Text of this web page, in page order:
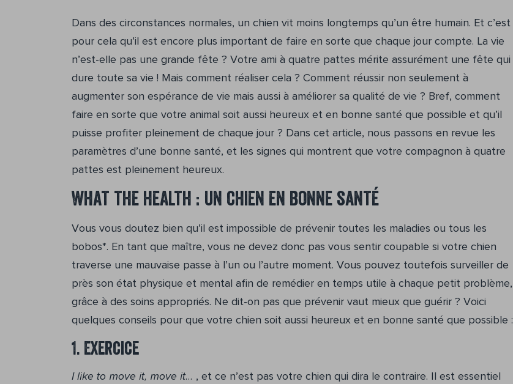
Dans des circonstances normales, un chien vit moins longtemps qu’un être humain. Et c’est
pour cela qu’il est encore plus important de faire en sorte que chaque jour compte. La vie
n’est-elle pas une grande fête ? Votre ami à quatre pattes mérite assurément une fête qui
dure toute sa vie ! Mais comment réaliser cela ? Comment réussir non seulement à
augmenter son espérance de vie mais aussi à améliorer sa qualité de vie ? Bref, comment
faire en sorte que votre animal soit aussi heureux et en bonne santé que possible et qu’il
puisse profiter pleinement de chaque jour ? Dans cet article, nous passons en revue les
paramètres d’une bonne santé, et les signes qui montrent que votre compagnon à quatre
pattes est pleinement heureux.
What the health : un chien en bonne santé
Vous vous doutez bien qu’il est impossible de prévenir toutes les maladies ou tous les
bobos*. En tant que maître, vous ne devez donc pas vous sentir coupable si votre chien
traverse une mauvaise passe à l’un ou l’autre moment. Vous pouvez toutefois surveiller de
près son état physique et mental afin de remédier en temps utile à chaque petit problème,
grâce à des soins appropriés. Ne dit-on pas que prévenir vaut mieux que guérir ? Voici
quelques conseils pour que votre chien soit aussi heureux et en bonne santé que possible :
1. Exercice
I like to move it, move it… , et ce n’est pas votre chien qui dira le contraire. Il est essentiel